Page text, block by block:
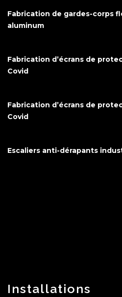
Fabrication de gardes-corps
aluminum
Fabrication d’écrans de
Covid
Fabrication d’écrans de
Covid
Escaliers anti-dérapants
Installations